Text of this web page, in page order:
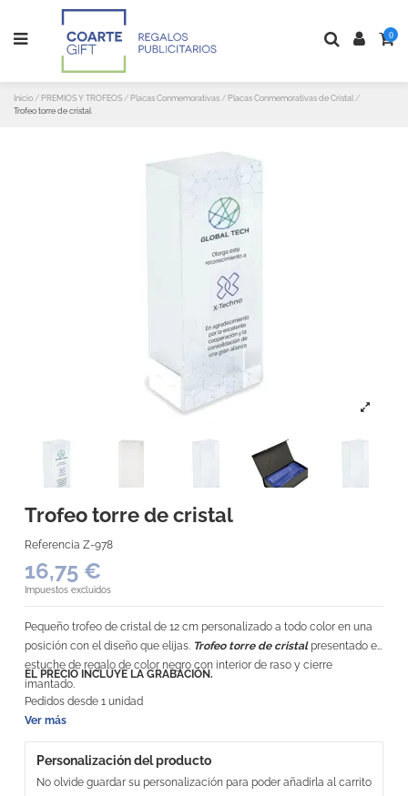
0
Inicio PREMIOS Y TROFEOS Placas Conmemorativas
Placas Conmemorativas de Cristal
Trofeo torre de cristal
Trofeo torre de cristal
Referencia Z-978
16,75 €
Impuestos excluidos
Pequeño trofeo de cristal de 12 cm personalizado a todo color en una
posición con el diseño que elijas. Trofeo torre de cristal presentado en
estuche de regalo de color negro con interior de raso y cierre
imantado.
EL PRECIO INCLUYE LA GRABACIÓN.
Pedidos desde 1 unidad
Ver más
Personalización del producto
No olvide guardar su personalización para poder añadirla al carrito